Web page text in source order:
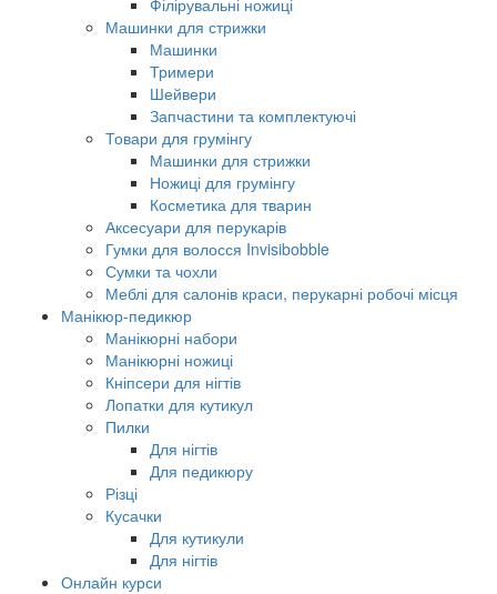
Філірувальні ножиці
Машинки для стрижки
Машинки
Тримери
Шейвери
Запчастини та комплектуючі
Товари для грумінгу
Машинки для стрижки
Ножиці для грумінгу
Косметика для тварин
Аксесуари для перукарів
Гумки для волосся Invisibobble
Сумки та чохли
Меблі для салонів краси, перукарні робочі місця
Манікюр-педикюр
Манікюрні набори
Манікюрні ножиці
Кніпсери для нігтів
Лопатки для кутикул
Пилки
Для нігтів
Для педикюру
Різці
Кусачки
Для кутикули
Для нігтів
Онлайн курси